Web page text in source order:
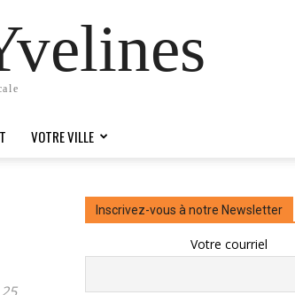
VOTRE VILLE
Inscrivez-vous à notre Newsletter
Votre courriel